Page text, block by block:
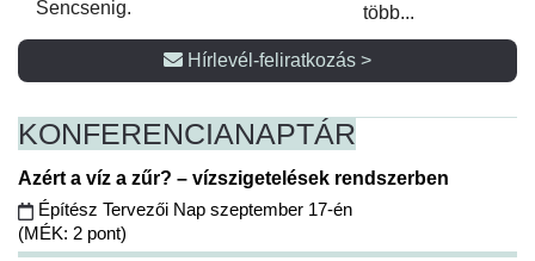
Sencsenig.
több...
Hírlevél-feliratkozás >
KONFERENCIANAPTÁR
Azért a víz a zűr? – vízszigetelések rendszerben
Építész Tervezői Nap szeptember 17-én
(MÉK: 2 pont)